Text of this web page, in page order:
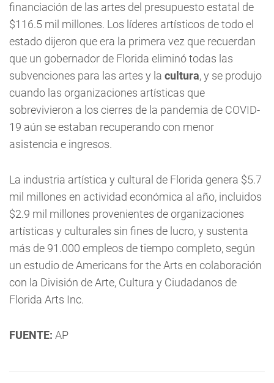
financiación de las artes del presupuesto estatal de
$116.5 mil millones. Los líderes artísticos de todo el
estado dijeron que era la primera vez que recuerdan
que un gobernador de Florida eliminó todas las
subvenciones para las artes y la cultura, y se produjo
cuando las organizaciones artísticas que
sobrevivieron a los cierres de la pandemia de COVID-
19 aún se estaban recuperando con menor
asistencia e ingresos.
La industria artística y cultural de Florida genera $5.7
mil millones en actividad económica al año, incluidos
$2.9 mil millones provenientes de organizaciones
artísticas y culturales sin fines de lucro, y sustenta
más de 91.000 empleos de tiempo completo, según
un estudio de Americans for the Arts en colaboración
con la División de Arte, Cultura y Ciudadanos de
Florida Arts Inc.
FUENTE: AP